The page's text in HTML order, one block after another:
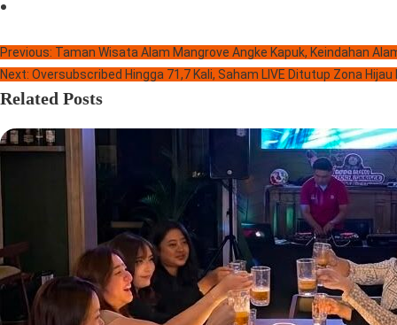
Previous: Taman Wisata Alam Mangrove Angke Kapuk, Keindahan
Next: Oversubscribed Hingga 71,7 Kali, Saham LIVE Ditutup Zona Hijau
Related Posts